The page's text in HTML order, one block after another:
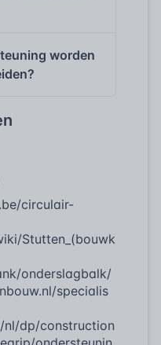
worden
circulair-
Stutten_(bouwk
onderslagbalk/
specialis
nl/dp/construction